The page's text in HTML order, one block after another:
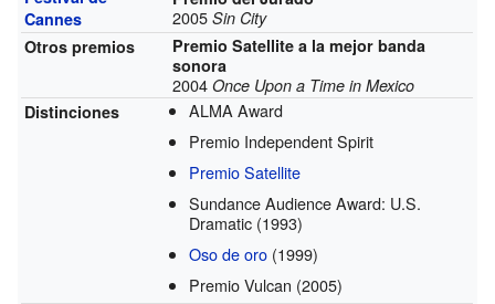
Cannes
2005Sin City
Otros premios
Premio Satellite a la mejor banda
sonora
2004Once Upon a Time in Mexico
Distinciones
ALMA Award
Premio Independent Spirit
Premio Satellite
Sundance Audience Award: U.S.
Dramatic (1993)
Oso de oro (1999)
Premio Vulcan (2005)